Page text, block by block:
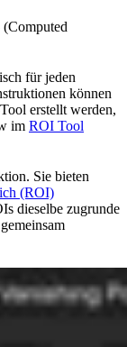
für jeden
können
erstellt werden,
im ROI Tool
Sie bieten
(ROI)
dieselbe zugrunde